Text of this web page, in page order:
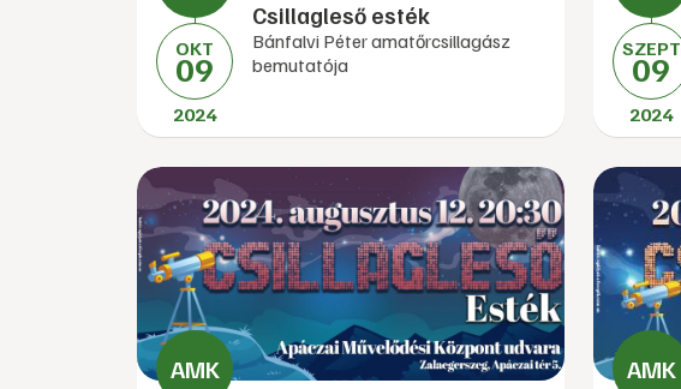
OKT
09
2024
Csillagleső esték
Bánfalvi Péter amatőrcsillagász
bemutatója
SZEPT
09
2024